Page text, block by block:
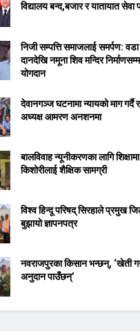
विद्यालय बन्द,बजार र यातायात सेवा
निजी सम्पत्ति समाजलाई समर्पण: वडा
दानदेखि नमूना शिव मन्दिर
योगदान
देवानगञ्ज घटनामा न्यायको माग गर्दै
अध्यक्ष आमरण अनशनमा
बालविवाह न्यूनीकरणका लागि
किशोरीलाई शैक्षिक सामग्री
विश्व हिन्दू परिषद् सिरहाले प्रमुख
बुझायो ज्ञापनपत्र
नवराजपुरका किसान भन्छन्, ‘खेती
अनुदान पाउँछन्’